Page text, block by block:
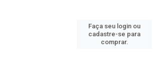
Faça seu login ou
cadastre-se para
comprar.